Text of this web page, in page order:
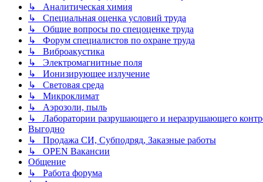
↳ Аналитическая химия
↳ Специальная оценка условий труда
↳ Общие вопросы по спецоценке труда
↳ Форум специалистов по охране труда
↳ Виброакустика
↳ Электромагнитные поля
↳ Ионизирующее излучение
↳ Световая среда
↳ Микроклимат
↳ Аэрозоли, пыль
↳ Лаборатории разрушающего и неразрушающего
Выгодно
↳ Продажа СИ, Субподряд, Заказные работы
↳ OPEN Вакансии
Общение
↳ Работа форума